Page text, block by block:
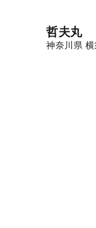
哲夫丸
神奈川県